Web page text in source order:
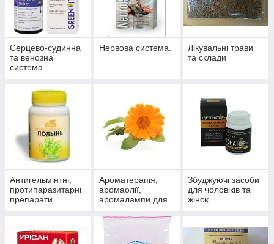
Серцево-судинна
та венозна
система
Нервова система.
Лікувальні трави
та склади
Антигельмінтні,
протипаразитарні
препарати
Ароматерапія,
аромаолії,
аромалампи для
приміщень
Збуджуючі засоби
для чоловіків та
жінок